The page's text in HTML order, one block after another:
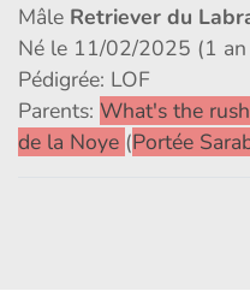
Mâle Retriever du
Né le 11/02/2025 (1 an
Pédigrée: LOF
Parents: What's the
de la Noye (Portée